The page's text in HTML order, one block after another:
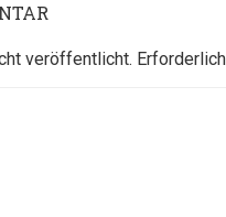
veröffentlicht.